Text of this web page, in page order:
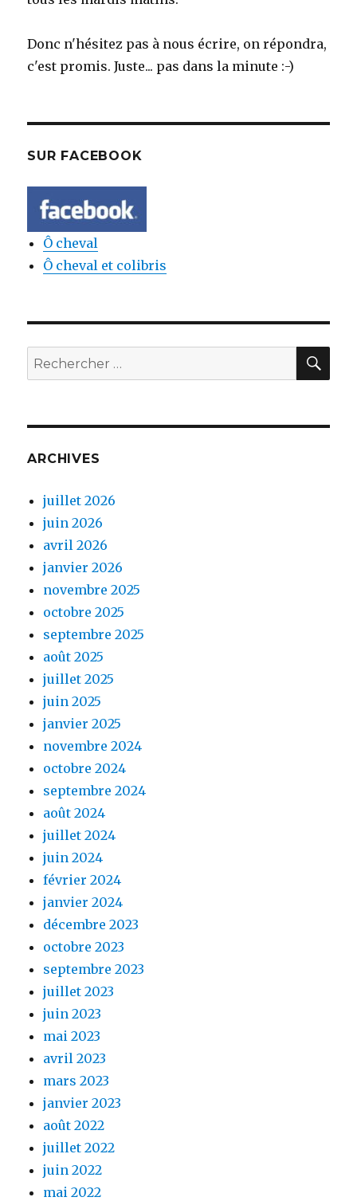
Donc n'hésitez pas à nous écrire, on répondra,
c'est promis. Juste... pas dans la minute :-)
SUR FACEBOOK
Ô cheval
Ô cheval et colibris
Rechercher:
ARCHIVES
juillet 2026
juin 2026
avril 2026
janvier 2026
novembre 2025
octobre 2025
septembre 2025
août 2025
juillet 2025
juin 2025
janvier 2025
novembre 2024
octobre 2024
septembre 2024
août 2024
juillet 2024
juin 2024
février 2024
janvier 2024
décembre 2023
octobre 2023
septembre 2023
juillet 2023
juin 2023
mai 2023
avril 2023
mars 2023
janvier 2023
août 2022
juillet 2022
juin 2022
mai 2022